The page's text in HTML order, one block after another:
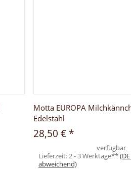
Motta EUROPA
Edelstahl
28,50 € *
verfügbar
Lieferzeit: 2 - 3 Werktage**
abweichend)